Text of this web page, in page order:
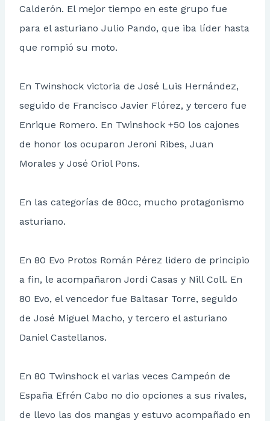
Calderón. El mejor tiempo en este grupo fue
para el asturiano Julio Pando, que iba líder hasta
que rompió su moto.
En Twinshock victoria de José Luis Hernández,
seguido de Francisco Javier Flórez, y tercero fue
Enrique Romero. En Twinshock +50 los cajones
de honor los ocuparon Jeroni Ribes, Juan
Morales y José Oriol Pons.
En las categorías de 80cc, mucho protagonismo
asturiano.
En 80 Evo Protos Román Pérez lidero de principio
a fin, le acompañaron Jordi Casas y Nill Coll. En
80 Evo, el vencedor fue Baltasar Torre, seguido
de José Miguel Macho, y tercero el asturiano
Daniel Castellanos.
En 80 Twinshock el varias veces Campeón de
España Efrén Cabo no dio opciones a sus rivales,
de llevo las dos mangas y estuvo acompañado en